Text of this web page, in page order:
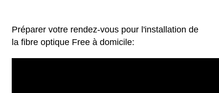
Préparer votre rendez-vous pour l'installation de
la fibre optique Free à domicile: